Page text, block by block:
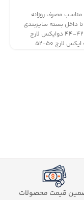
مصرف روزانه
رنگبندی ۱۲ تا داخل بسته سایزبندی
ایکس لارج ۴۲-۴۴ دوایکس لارج
قیمت محصولات